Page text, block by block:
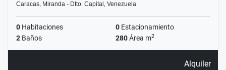
Caracas, Miranda - Dtto. Capital, Venezuela
0 Habitaciones 0 Estacionamiento
2 Baños 280Área m2
Alquiler